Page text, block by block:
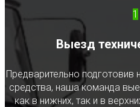
1
Выезд
Предварительно
средства, наша команда
как в нижних, так и в